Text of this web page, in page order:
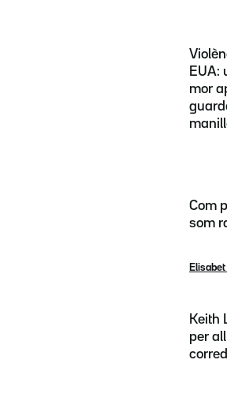
EUA:
mor
Com
som
Keith
per